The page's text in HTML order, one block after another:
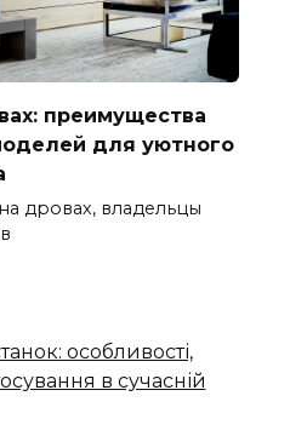
преимущества
для уютного
дровах, владельцы